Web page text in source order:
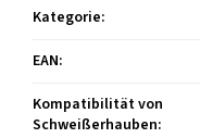
Kategorie:
EAN:
Kompatibilität von
Schweißerhauben: